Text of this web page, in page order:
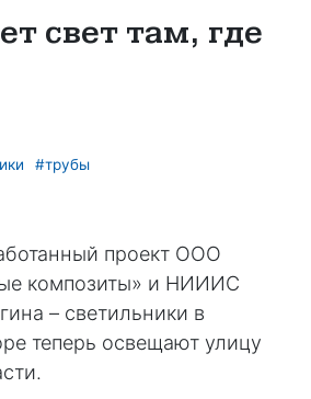
свет там, где
#трубы
проект ООО
композиты» и НИИИС
– светильники в
теперь освещают улицу